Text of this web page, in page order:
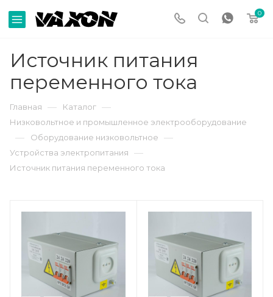
0
Источник питания
переменного тока
Главная — Каталог —
Низковольтное и промышленное электрооборудование
— Оборудование низковольтное —
Устройства электропитания —
Источник питания переменного тока